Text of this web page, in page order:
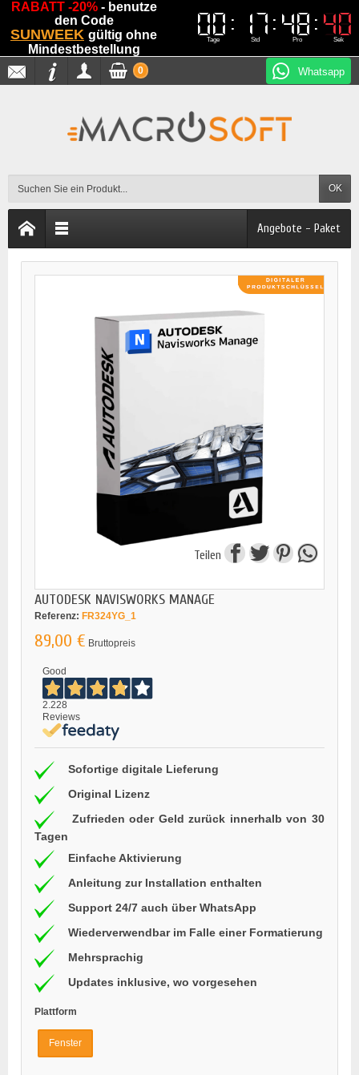
RABATT -20% - benutze
den Code
SUNWEEK gültig ohne
Mindestbestellung
00
00
Tage
17
17
Std
48
48
Pro
39
39
Sek
Whatsapp
OK
0
Angebote - Paket
Teilen
AUTODESK NAVISWORKS MANAGE
Referenz: FR324YG_1
89,00 € Bruttopreis
Good
2.228
Reviews
Sofortige digitale Lieferung
Original Lizenz
Zufrieden oder Geld zurück innerhalb von 30
Tagen
Einfache Aktivierung
Anleitung zur Installation enthalten
Support 24/7 auch über WhatsApp
Wiederverwendbar im Falle einer Formatierung
Mehrsprachig
Updates inklusive, wo vorgesehen
Plattform
Fenster